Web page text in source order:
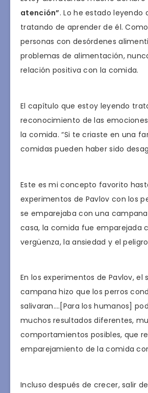
atención”. Lo he estado leyendo
tratando de aprender de él.
personas con desórdenes
problemas de alimentación,
relación positiva con la comida.
El capítulo que estoy leyendo
reconocimiento de las
la comida. “Si te criaste en una
comidas pueden haber sido
Este es mi concepto favorito
experimentos de Pavlov con los
se emparejaba con una
casa, la comida fue emparejada
vergüenza, la ansiedad y el
En los experimentos de Pavlov, el
campana hizo que los perros
salivaran….[Para los humanos]
muchos resultados diferentes,
comportamientos posibles, que
emparejamiento de la comida
Incluso después de crecer, salir